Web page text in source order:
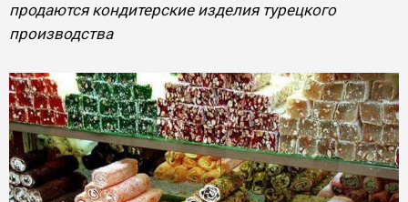
продаются кондитерские изделия турецкого
производства